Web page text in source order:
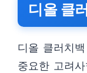
디올 클
디올 클러치
중요한 고려